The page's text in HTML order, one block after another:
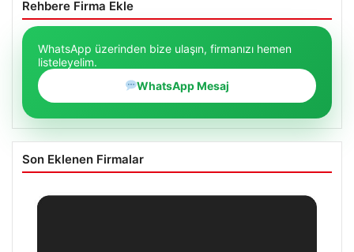
Rehbere Firma Ekle
WhatsApp üzerinden bize ulaşın, firmanızı hemen
listeleyelim.
WhatsApp Mesaj
Son Eklenen Firmalar